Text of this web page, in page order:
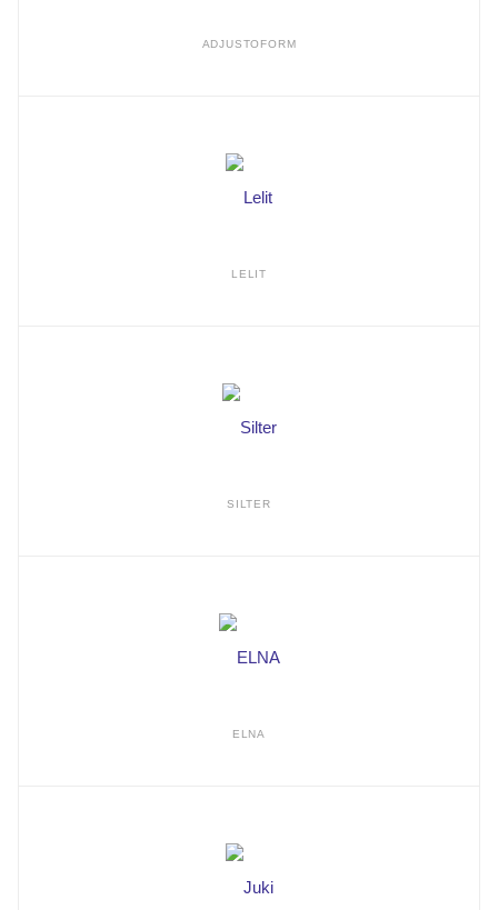
ADJUSTOFORM
LELIT
SILTER
ELNA